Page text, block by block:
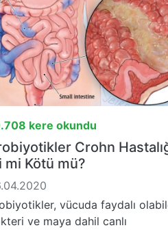
kere okundu
Crohn
mi Kötü mü?
vücuda faydalı
ve maya dahil canlı